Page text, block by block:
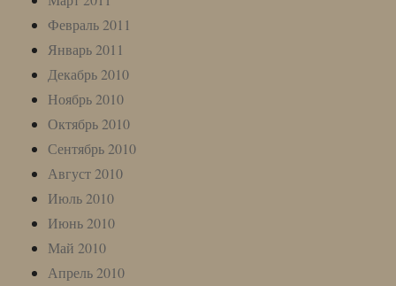
Февраль 2011
Январь 2011
Декабрь 2010
Ноябрь 2010
Октябрь 2010
Сентябрь 2010
Август 2010
Июль 2010
Июнь 2010
Май 2010
Апрель 2010